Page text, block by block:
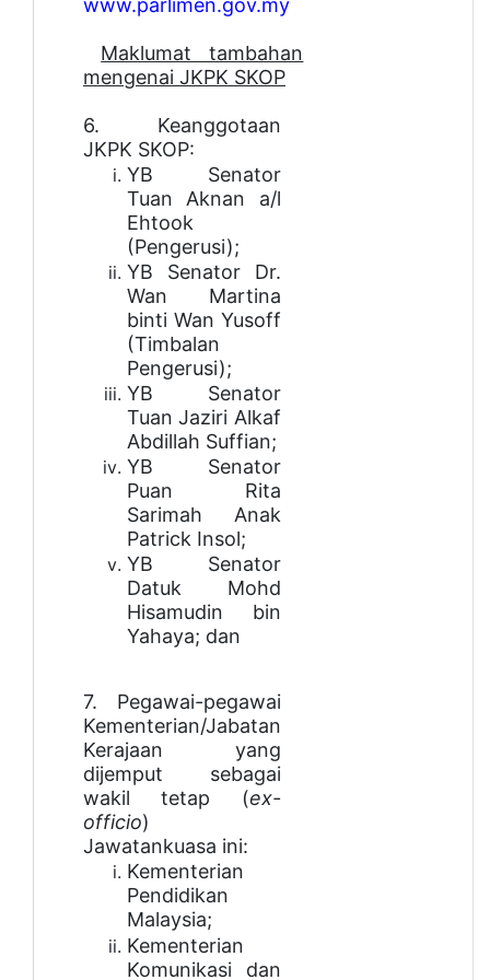
www.parlimen.gov.my
Maklumat tambahan
mengenai JKPK SKOP
6. Keanggotaan
JKPK SKOP:
YB Senator
Tuan Aknan a/l
Ehtook
(Pengerusi);
YB Senator Dr.
Wan Martina
binti Wan Yusoff
(Timbalan
Pengerusi);
YB Senator
Tuan Jaziri Alkaf
Abdillah Suffian;
YB Senator
Puan Rita
Sarimah Anak
Patrick Insol;
YB Senator
Datuk Mohd
Hisamudin bin
Yahaya; dan
7. Pegawai-pegawai
Kementerian/Jabatan
Kerajaan yang
dijemput sebagai
wakil tetap (ex-
officio)
Jawatankuasa ini:
Kementerian
Pendidikan
Malaysia;
Kementerian
Komunikasi dan